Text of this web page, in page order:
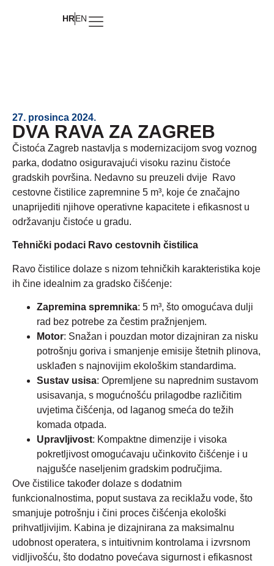
HREN
27. prosinca 2024.
DVA RAVA ZA ZAGREB
Čistoća Zagreb nastavlja s modernizacijom svog voznog
parka, dodatno osiguravajući visoku razinu čistoće
gradskih površina. Nedavno su preuzeli dvije Ravo
cestovne čistilice zapremnine 5 m³, koje će značajno
unaprijediti njihove operativne kapacitete i efikasnost u
održavanju čistoće u gradu.
Tehnički podaci Ravo cestovnih čistilica
Ravo čistilice dolaze s nizom tehničkih karakteristika koje
ih čine idealnim za gradsko čišćenje:
Zapremina spremnika: 5 m³, što omogućava dulji
rad bez potrebe za čestim pražnjenjem.
Motor: Snažan i pouzdan motor dizajniran za nisku
potrošnju goriva i smanjenje emisije štetnih plinova,
usklađen s najnovijim ekološkim standardima.
Sustav usisa: Opremljene su naprednim sustavom
usisavanja, s mogućnošću prilagodbe različitim
uvjetima čišćenja, od laganog smeća do težih
komada otpada.
Upravljivost: Kompaktne dimenzije i visoka
pokretljivost omogućavaju učinkovito čišćenje i u
najgušće naseljenim gradskim područjima.
Ove čistilice također dolaze s dodatnim
funkcionalnostima, poput sustava za reciklažu vode, što
smanjuje potrošnju i čini proces čišćenja ekološki
prihvatljivijim. Kabina je dizajnirana za maksimalnu
udobnost operatera, s intuitivnim kontrolama i izvrsnom
vidljivošću, što dodatno povećava sigurnost i efikasnost